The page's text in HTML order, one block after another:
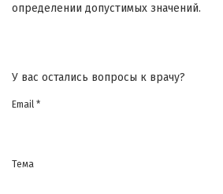
определении допустимых значений.
У вас остались вопросы к врачу?
Email *
Тема